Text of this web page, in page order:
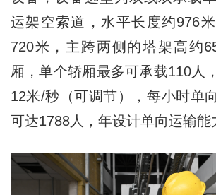
运架空索道，水平长度约976
720米，主跨两侧的塔架高约
厢，单个轿厢最多可承载110人
12米/秒（可调节），每小时单
可达1788人，年设计单向运输能